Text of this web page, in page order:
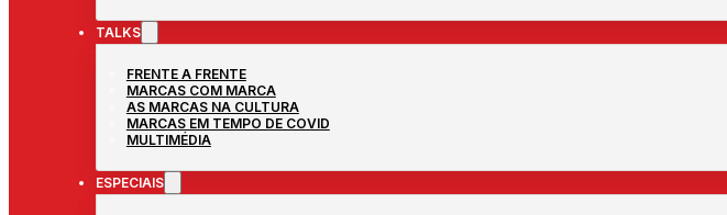
TALKS
FRENTE A FRENTE
MARCAS COM MARCA
AS MARCAS NA CULTURA
MARCAS EM TEMPO DE COVID
MULTIMÉDIA
ESPECIAIS